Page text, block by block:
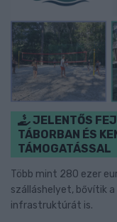
JELENTŐS
TÁBORBAN ÉS
TÁMOGATÁSSAL
Több mint 280 ezer
szálláshelyet, bővítik
infrastruktúrát is.